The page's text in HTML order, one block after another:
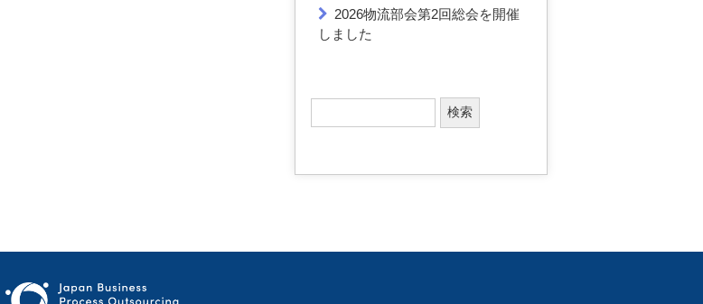
2026物流部会第2回総会を開催
しました
索